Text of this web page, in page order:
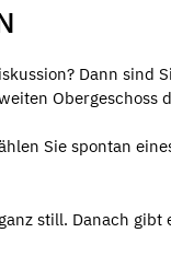
Dann sind
Obergeschoss
Sie spontan
still. Danach